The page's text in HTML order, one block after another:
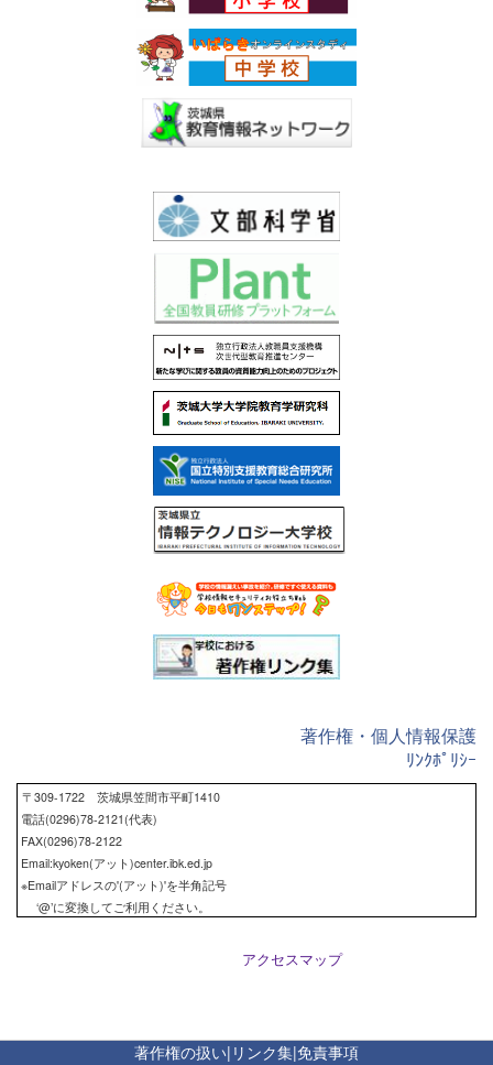
著作権・個人情報保護
ﾘﾝｸﾎﾟﾘｼｰ
〒309-1722 茨城県笠間市平町1410
電話(0296)78-2121(代表)
FAX(0296)78-2122
Email:kyoken(アット)center.ibk.ed.jp
※Emailアドレスの'(アット)'を半角記号
‘@’に変換してご利用ください。
アクセスマップ
著作権の扱い| リンク集|免責事項